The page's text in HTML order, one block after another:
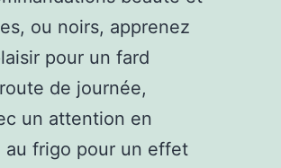
ou noirs, apprenez
pour un fard
de journée,
un attention en
au frigo pour un effet